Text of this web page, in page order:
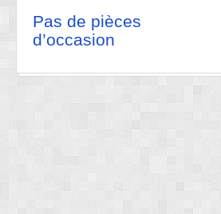
Pas de pièces
d’occasion